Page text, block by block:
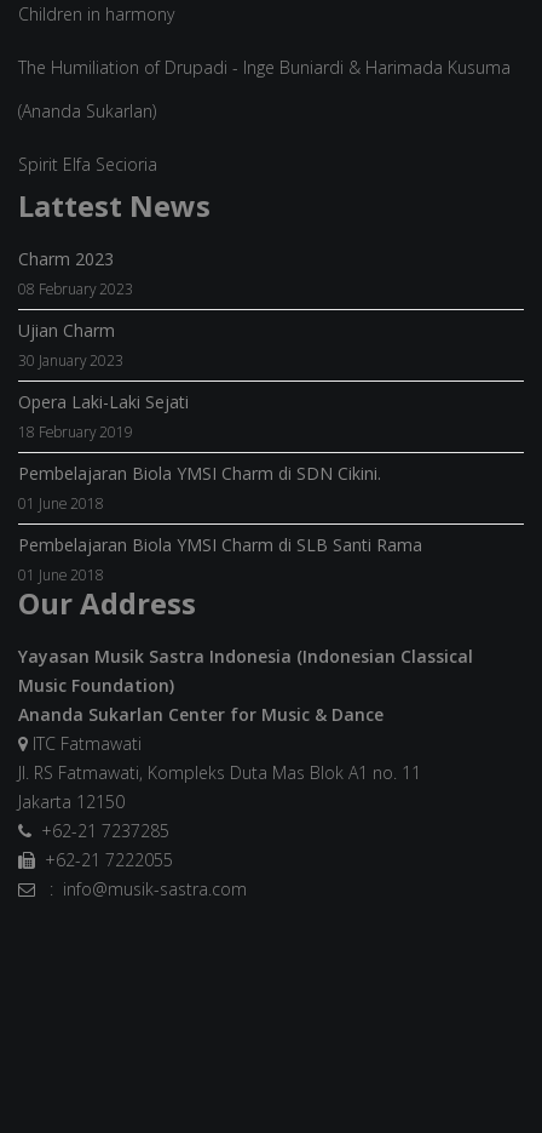
Children in harmony
The Humiliation of Drupadi - Inge Buniardi & Harimada Kusuma
(Ananda Sukarlan)
Spirit Elfa Secioria
Lattest News
Charm 2023
08 February 2023
Ujian Charm
30 January 2023
Opera Laki-Laki Sejati
18 February 2019
Pembelajaran Biola YMSI Charm di SDN Cikini.
01 June 2018
Pembelajaran Biola YMSI Charm di SLB Santi Rama
01 June 2018
Our Address
Yayasan Musik Sastra Indonesia (Indonesian Classical
Music Foundation)
Ananda Sukarlan Center for Music & Dance
ITC Fatmawati
Jl. RS Fatmawati, Kompleks Duta Mas Blok A1 no. 11
Jakarta 12150
+62-21 7237285
+62-21 7222055
: info@musik-sastra.com